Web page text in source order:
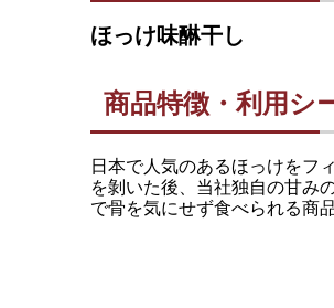
ほっけ味醂干し
商品特徴・利用シ
日本で人気のあるほっけをフ
を剝いた後、当社独自の甘み
で骨を気にせず食べられる商品